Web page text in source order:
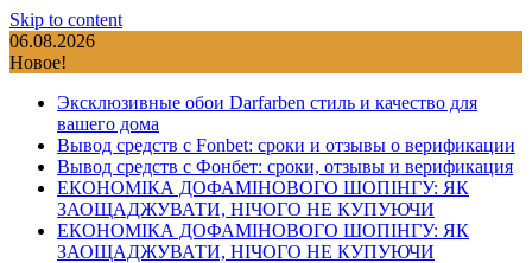
Skip to content
06.08.2026
Новое!
Эксклюзивные обои Darfarben стиль и качество для
вашего дома
Вывод средств с Fonbet: сроки и отзывы о верификации
Вывод средств с Фонбет: сроки, отзывы и верификация
ЕКОНОМІКА ДОФАМІНОВОГО ШОПІНГУ: ЯК
ЗАОЩАДЖУВАТИ, НІЧОГО НЕ КУПУЮЧИ
ЕКОНОМІКА ДОФАМІНОВОГО ШОПІНГУ: ЯК
ЗАОЩАДЖУВАТИ, НІЧОГО НЕ КУПУЮЧИ